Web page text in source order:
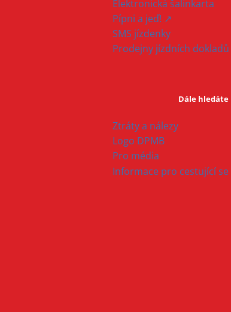
Elektronická šalinkarta
Pípni a jeď! ↗
SMS jízdenky
Prodejny jízdních dokladů
Dále hledáte
Ztráty a nálezy
Logo DPMB
Pro média
Informace pro cestující